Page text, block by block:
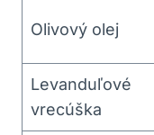
Olivový olej
Levanduľové
vrecúška